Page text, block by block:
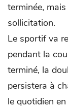
terminée,
sollicitation.
Le sportif va
pendant la
terminé, la
persistera à
le quotidien